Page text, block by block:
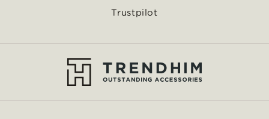
Trustpilot